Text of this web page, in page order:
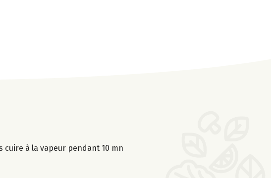
cuire à la vapeur pendant 10 mn